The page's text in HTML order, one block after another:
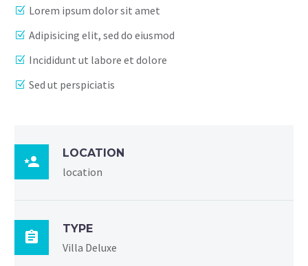
Lorem ipsum dolor sit amet
Adipisicing elit, sed do eiusmod
Incididunt ut labore et dolore
Sed ut perspiciatis

LOCATION
location

TYPE
Villa Deluxe